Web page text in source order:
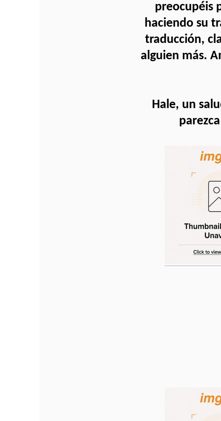
preocupéis
haciendo su
traducción,
alguien más.
Hale, un